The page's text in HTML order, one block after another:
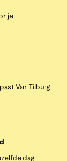
je
Van Tilburg
dag